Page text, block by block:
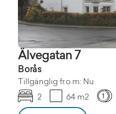
Älvegatan 7
Borås
Tillgänglig fr.o.m: Nu
2
64 m2